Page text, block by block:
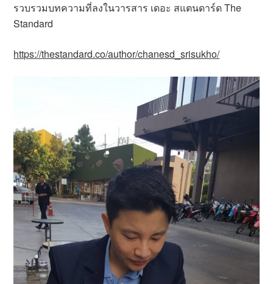
รวบรวมบทความที่ลงในวารสาร เดอะ สแตนดาร์ด The
Standard
https://thestandard.co/author/chanesd_srisukho/